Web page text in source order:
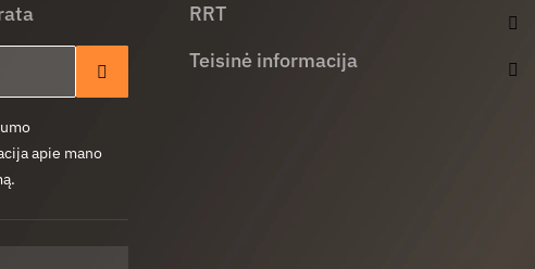
Prenumeruoti
apie mano
RRT
Teisinė informacija